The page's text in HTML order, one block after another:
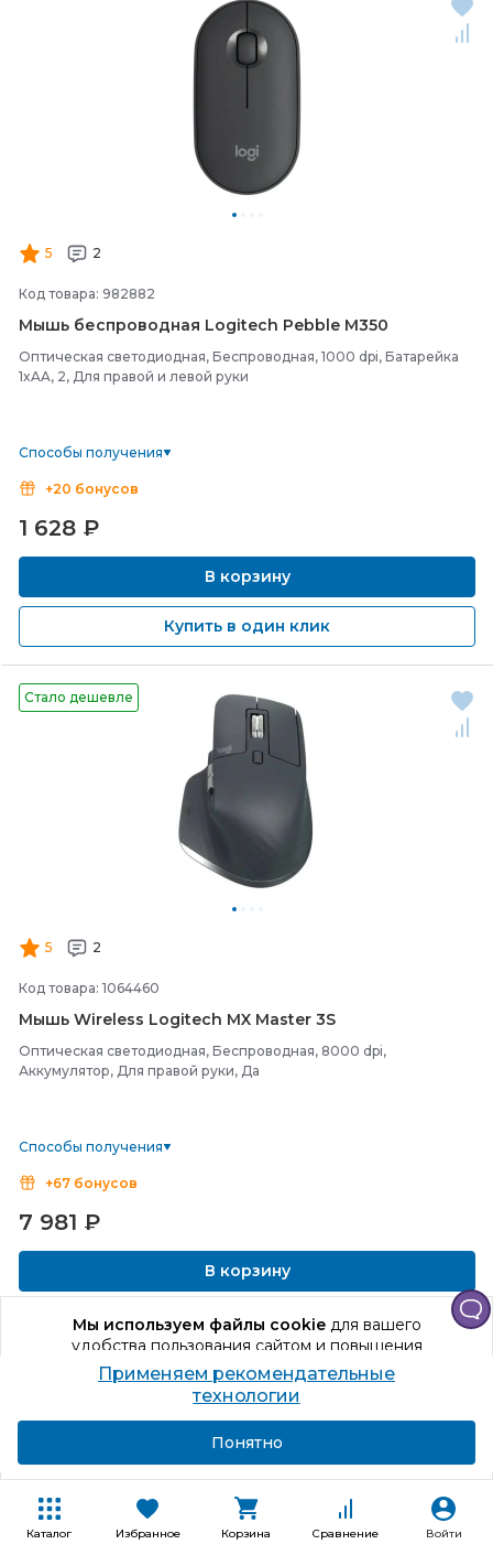
Каталог Избранное Корзина Сравнение Войти
Мы используем файлы cookieдля вашего
удобства пользования сайтом и повышения
качества рекомендаций.
Продолжая использование сайта, вы даете
согласие на обработку персональных данных
5 2
Код товара: 982882
Мышь беспроводная Logitech Pebble M350
Оптическая светодиодная, Беспроводная, 1000 dpi, Батарейка
1xAA, 2, Для правой и левой руки
Способы получения
+20 бонусов
1 628 ₽
В корзину
Купить в один клик
Стало дешевле
5 2
Код товара: 1064460
Мышь Wireless Logitech MX Master 3S
Оптическая светодиодная, Беспроводная, 8000 dpi,
Аккумулятор, Для правой руки, Да
Способы получения
+67 бонусов
7 981 ₽
В корзину
Купить в один клик
Применяем рекомендательные
технологии
Понятно